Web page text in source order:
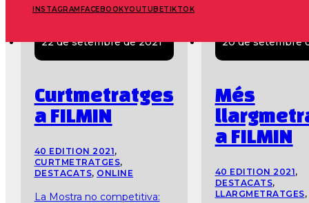
INSTAGRAM FACEBOOKYOUTUBETIKTOK
22 de setembre de 2021
Curtmetratges
a FILMIN
40 EDITION 2021,
CURTMETRATGES,
DESTACATS, ONLINE
La Mostra no competitiva:
20 de setembre
Més
a FILMIN
40 EDITION 2021,
DESTACATS,
LLARGMETRATGES,